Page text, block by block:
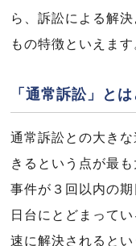
ら、訴訟による解
もの特徴といえます
「通常訴訟」と
通常訴訟との大き
きるという点が最
事件が３回以内の
日台にとどまって
速に解決されると